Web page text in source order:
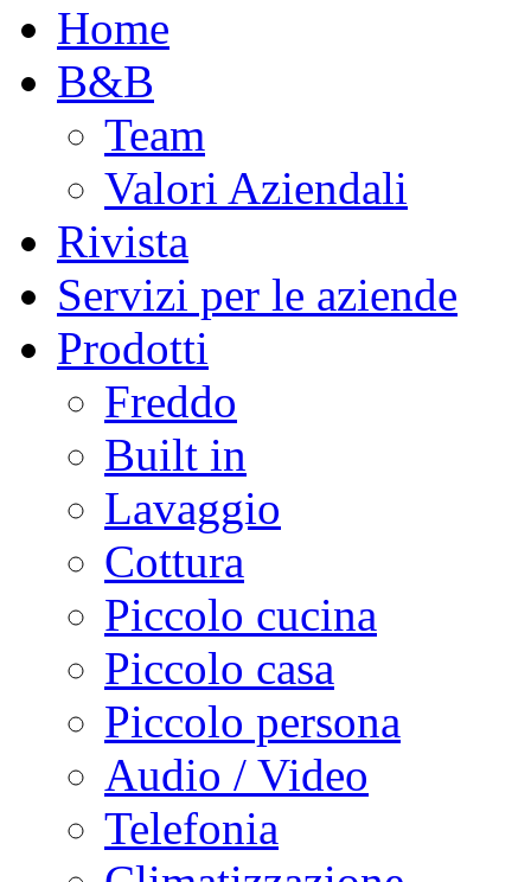
Home
B&B
Team
Valori Aziendali
Rivista
Servizi per le aziende
Prodotti
Freddo
Built in
Lavaggio
Cottura
Piccolo cucina
Piccolo casa
Piccolo persona
Audio / Video
Telefonia